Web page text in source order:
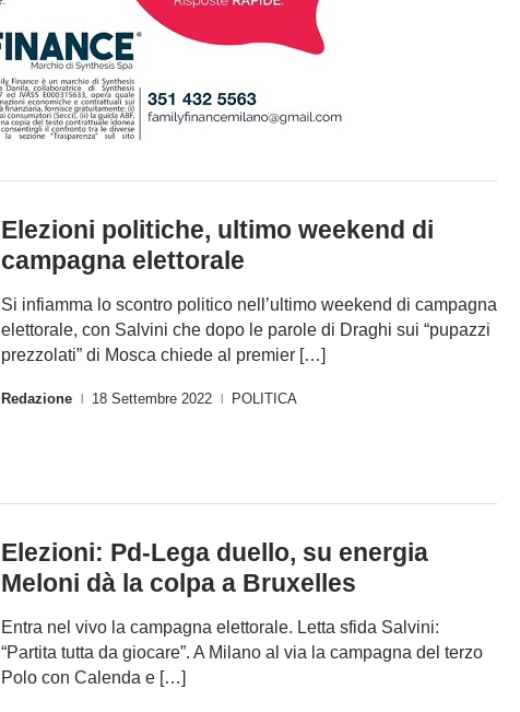
Elezioni politiche, ultimo weekend di
campagna elettorale
Si infiamma lo scontro politico nell’ultimo weekend di campagna
elettorale, con Salvini che dopo le parole di Draghi sui “pupazzi
prezzolati” di Mosca chiede al premier […]
Redazione 18 Settembre 2022 POLITICA
Elezioni: Pd-Lega duello, su energia
Meloni dà la colpa a Bruxelles
Entra nel vivo la campagna elettorale. Letta sfida Salvini:
“Partita tutta da giocare”. A Milano al via la campagna del terzo
Polo con Calenda e […]